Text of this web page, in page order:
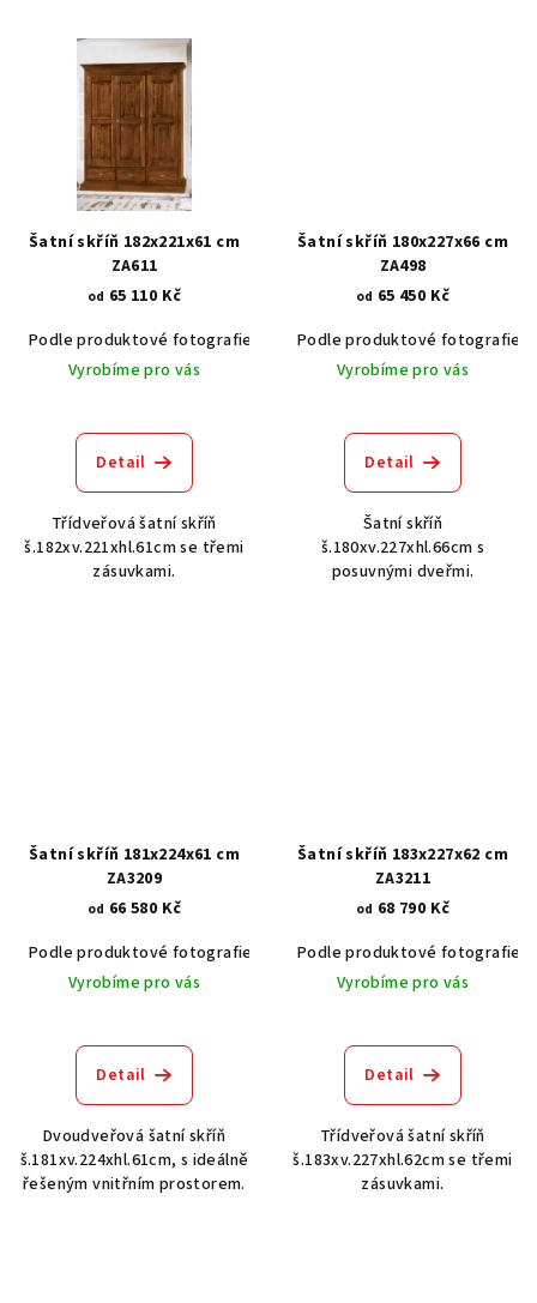
Šatní skříň 182x221x61 cm
ZA611
od 65 110 Kč
Podle produktové fotografie
Akát vintage BT1551
Dub světlý
Vyrobíme pro vás
Detail
Třídveřová šatní skříň
š.182xv.221xhl.61cm se třemi
zásuvkami.
Šatní skříň 180x227x66 cm
ZA498
od 65 450 Kč
Podle produktové fotografie
Vyrobíme pro vás
Detail
Šatní skříň
š.180xv.227xhl.66cm s
posuvnými dveřmi.
Šatní skříň 181x224x61 cm
ZA3209
od 66 580 Kč
Podle produktové fotografie
Akát vintage BT1551
Dub světlý
Vyrobíme pro vás
Detail
Dvoudveřová šatní skříň
š.181xv.224xhl.61cm, s ideálně
řešeným vnitřním prostorem.
Šatní skříň 183x227x62 cm
ZA3211
od 68 790 Kč
Podle produktové fotografie
Vyrobíme pro vás
Detail
Třídveřová šatní skříň
š.183xv.227xhl.62cm se třemi
zásuvkami.